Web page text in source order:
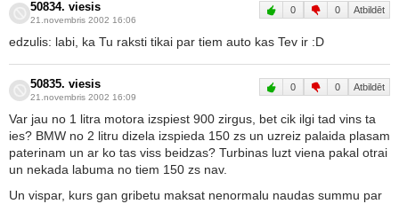
50834. viesis
21.novembris 2002 16:06
0 0 Atbildēt
edzulis: labi, ka Tu raksti tikai par tiem auto kas Tev ir :D
50835. viesis
21.novembris 2002 16:09
0 0 Atbildēt
Var jau no 1 litra motora izspiest 900 zirgus, bet cik ilgi tad vins ta
ies? BMW no 2 litru dizela izspieda 150 zs un uzreiz palaida plasam
paterinam un ar ko tas viss beidzas? Turbinas luzt viena pakal otrai
un nekada labuma no tiem 150 zs nav.
Un vispar, kurs gan gribetu maksat nenormalu naudas summu par